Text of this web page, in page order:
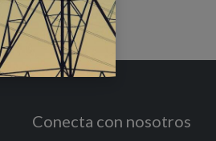
Conecta con nosotros